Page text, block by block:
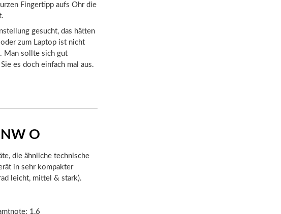
Fingertipp aufs Ohr die
gesucht, das hätten
zum Laptop ist nicht
Man sollte sich gut
es doch einfach mal aus.
O
die ähnliche technische
in sehr kompakter
leicht, mittel & stark).
1,6